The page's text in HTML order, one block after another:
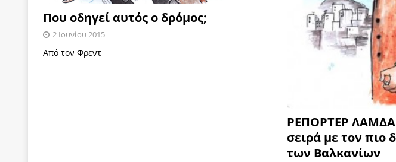
Που οδηγεί αυτός ο δρόμος;
2 Ιουνίου 2015
Από τον Φρεντ
ΡΕΠΟΡΤΕΡ
σειρά με τον πιο
των Βαλκανίων